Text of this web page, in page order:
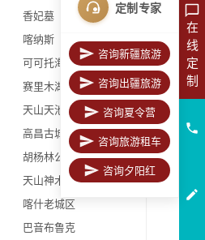
香妃墓
喀纳斯
可可托海
赛里木湖
天山天池
高昌古城
胡杨林公园
天山神木园
喀什老城区
巴音布鲁克
在
线
定
制
定制专家
咨询新疆旅游
咨询出疆旅游
咨询夏令营
咨询旅游租车
咨询夕阳红